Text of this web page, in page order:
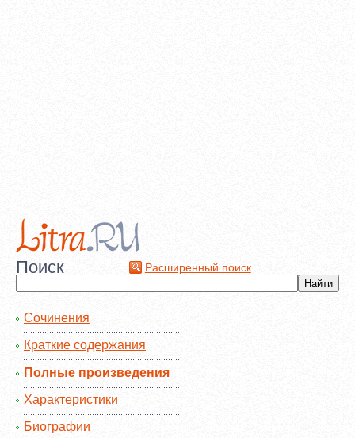
Поиск Расширенный поиск
Сочинения
Краткие содержания
Полные произведения
Характеристики
Биографии